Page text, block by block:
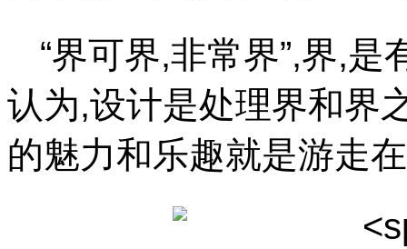
“界可界,非常界”,界,
认为,设计是处理界和界
的魅力和乐趣就是游走